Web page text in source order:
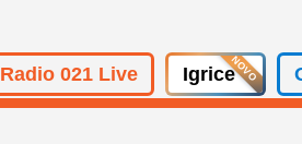
Radio 021 Live Igrice